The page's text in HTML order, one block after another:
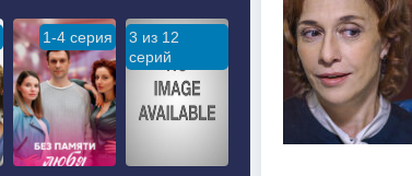
1-4 серия
3 из 12
серий